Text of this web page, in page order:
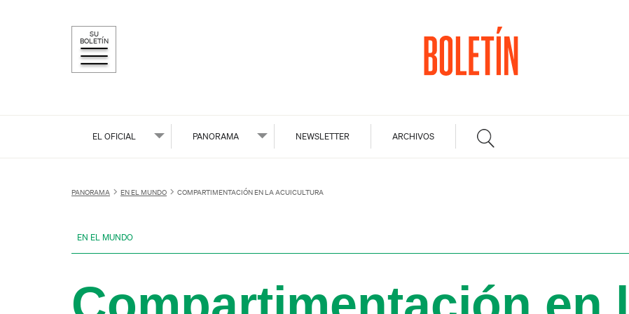
SU
BOLETÍN
EL OFICIAL PANORAMA NEWSLETTER ARCHIVOS
PANORAMA EN EL MUNDO COMPARTIMENTACIÓN EN LA ACUICULTURA
EN EL MUNDO